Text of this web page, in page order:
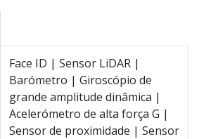
Face ID | Sensor LiDAR |
Barómetro | Giroscópio de
grande amplitude dinâmica |
Acelerómetro de alta força G |
Sensor de proximidade | Sensor